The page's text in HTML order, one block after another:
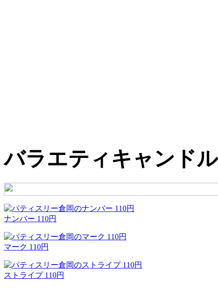
バラエティキャンドル
ナンバー 110円
マーク 110円
ストライプ 110円